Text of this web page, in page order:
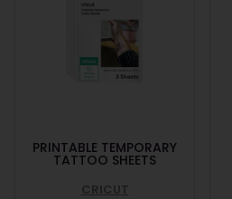
PRINTABLE TEMPORARY
TATTOO SHEETS
CRICUT